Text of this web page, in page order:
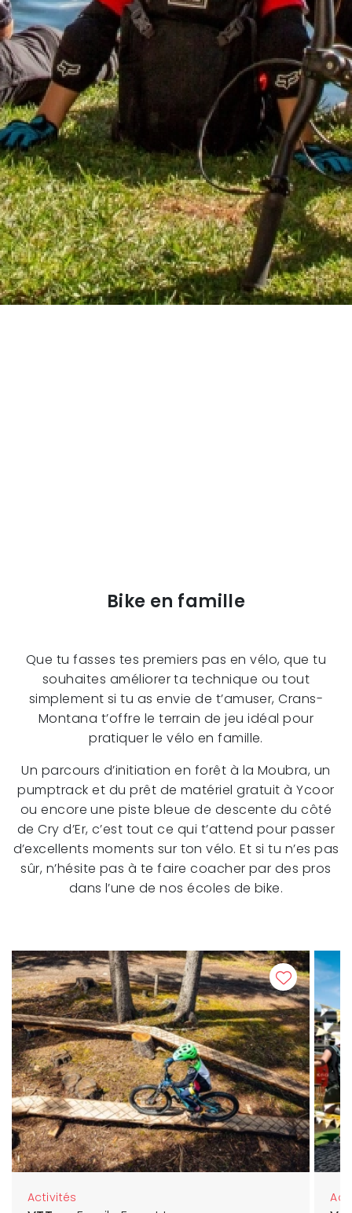
Bike en famille
Que tu fasses tes premiers pas en vélo, que tu
souhaites améliorer ta technique ou tout
simplement si tu as envie de t’amuser, Crans-
Montana t’offre le terrain de jeu idéal pour
pratiquer le vélo en famille.
Un parcours d’initiation en forêt à la Moubra, un
pumptrack et du prêt de matériel gratuit à Ycoor
ou encore une piste bleue de descente du côté
de Cry d’Er, c’est tout ce qui t’attend pour passer
d’excellents moments sur ton vélo. Et si tu n’es pas
sûr, n’hésite pas à te faire coacher par des pros
dans l’une de nos écoles de bike.
Activités